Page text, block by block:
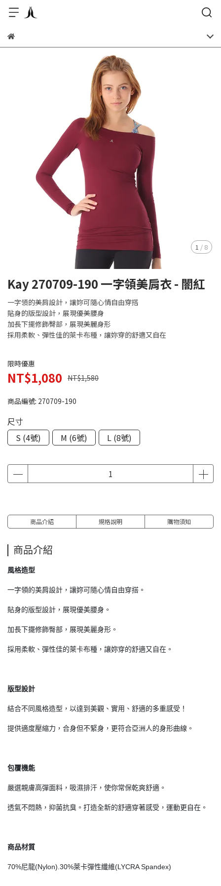
1 / 8
Kay 270709-190 一字領美肩衣 - 闇紅
一字領的美肩設計，讓妳可隨心情自由穿搭
貼身的版型設計，展現優美腰身
加長下擺修飾臀部，展現美麗身形
採用柔軟、彈性佳的萊卡布種，讓妳穿的舒適又自在
限時優惠
NT$1,080 NT$1,580
商品編號: 270709-190
尺寸
S (4號)
M (6號) L (8號)
商品介紹 規格說明 購物須知
商品介紹
風格造型
一字領的美肩設計，讓妳可隨心情自由穿搭。
貼身的版型設計，展現優美腰身。
加長下擺修飾臀部，展現美麗身形。
採用柔軟、彈性佳的萊卡布種，讓妳穿的舒適又自在。
版型設計
結合不同風格造型，以達到美觀、實用、舒適的多重感受！
提供適度壓縮力，合身但不緊身，更符合亞洲人的身形曲線。
包覆機能
嚴選親膚高彈面料，吸濕排汗，使你常保乾爽舒適。
透氣不悶熱，抑菌抗臭。打造全新的舒適穿著感受，運動更自在。
商品材質
70%尼龍(Nylon).30%萊卡彈性纖維(LYCRA Spandex)